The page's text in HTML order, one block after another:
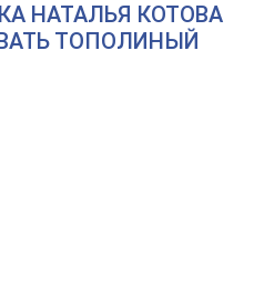
НАТАЛЬЯ КОТОВА
ТОПОЛИНЫЙ